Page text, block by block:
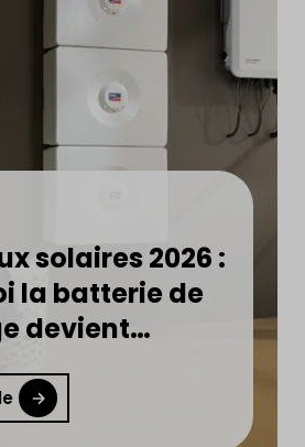
solaires 2026 :
la batterie de
devient
?